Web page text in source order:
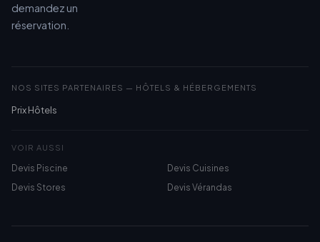
demandez un
réservation.
NOS SITES PARTENAIRES — HÔTELS & HÉBERGEMENTS
Prix Hôtels
VOIR AUSSI
Devis Piscine
Devis Cuisines
Devis Stores
Devis Vérandas